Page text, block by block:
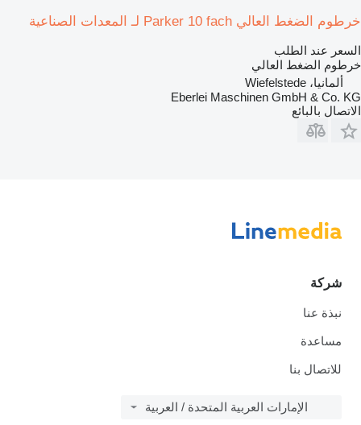
خرطوم الضغط العالي Parker 10 fach لـ المعدات الصناعية
السعر عند الطلب
خرطوم الضغط العالي
ألمانيا، Wiefelstede
Eberlei Maschinen GmbH & Co. KG
الاتصال بالبائع
شركة
نبذة عنا
مساعدة
للاتصال بنا
الإمارات العربية المتحدة / العربية